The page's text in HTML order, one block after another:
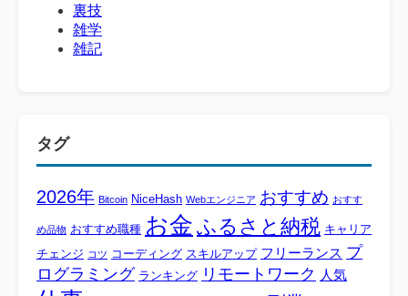
裏技
雑学
雑記
タグ
2026年 Bitcoin NiceHash Webエンジニア おすすめ おすす
め品物 おすすめ職種 お金 ふるさと納税 キャリア
チェンジ コツ コーディング スキルアップ フリーランス プ
ログラミング ランキング リモートワーク 人気